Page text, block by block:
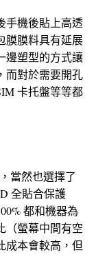
手機後貼上高透
膜膜料具有延展
邊塑型的方式讓
而對於需要開孔
卡托盤等等都
當然也選擇了
全貼合保護
都和機器為
（螢幕中間有空
成本會較高，但